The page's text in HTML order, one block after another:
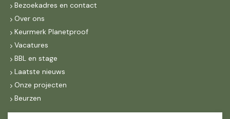
Bezoekadres en contact
Over ons
Keurmerk Planetproof
Vacatures
BBL en stage
Laatste nieuws
Onze projecten
Beurzen